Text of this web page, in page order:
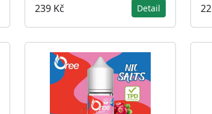
239 Kč Detail